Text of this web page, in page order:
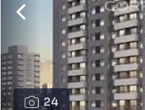
24